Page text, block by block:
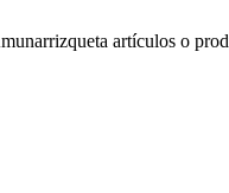
artículos o